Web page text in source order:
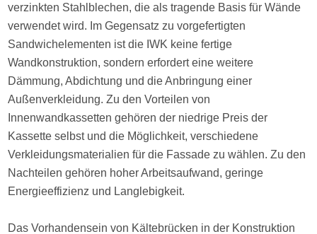
verzinkten Stahlblechen, die als tragende Basis für Wände
verwendet wird. Im Gegensatz zu vorgefertigten
Sandwichelementen ist die IWK keine fertige
Wandkonstruktion, sondern erfordert eine weitere
Dämmung, Abdichtung und die Anbringung einer
Außenverkleidung. Zu den Vorteilen von
Innenwandkassetten gehören der niedrige Preis der
Kassette selbst und die Möglichkeit, verschiedene
Verkleidungsmaterialien für die Fassade zu wählen. Zu den
Nachteilen gehören hoher Arbeitsaufwand, geringe
Energieeffizienz und Langlebigkeit.
Das Vorhandensein von Kältebrücken in der Konstruktion